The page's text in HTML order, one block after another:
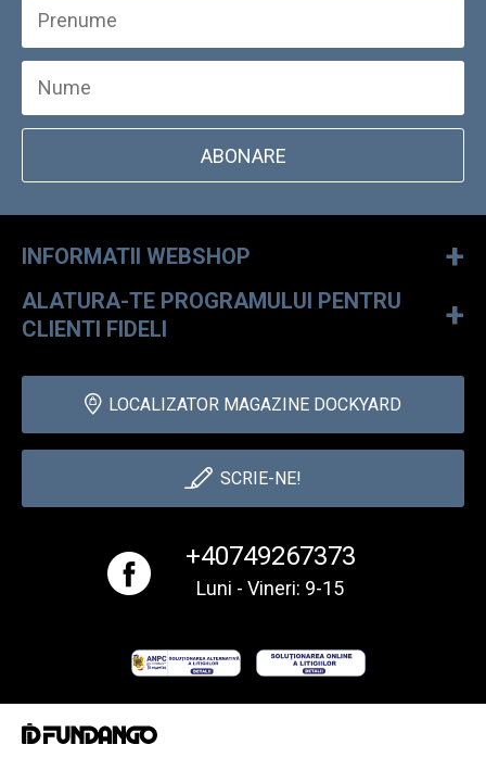
ABONARE
INFORMATII WEBSHOP +
ALATURA-TE PROGRAMULUI PENTRU
CLIENTI FIDELI
+
LOCALIZATOR MAGAZINE DOCKYARD
+40749267373
Luni - Vineri: 9-15
SCRIE-NE!